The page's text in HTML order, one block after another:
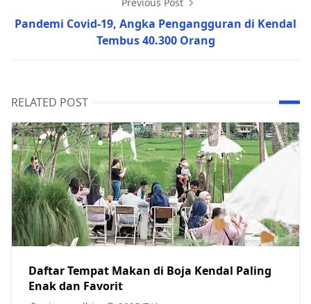
Pandemi Covid-19, Angka Pengangguran di Kendal
Tembus 40.300 Orang
RELATED POST
Daftar Tempat Makan di Boja Kendal Paling
Enak dan Favorit